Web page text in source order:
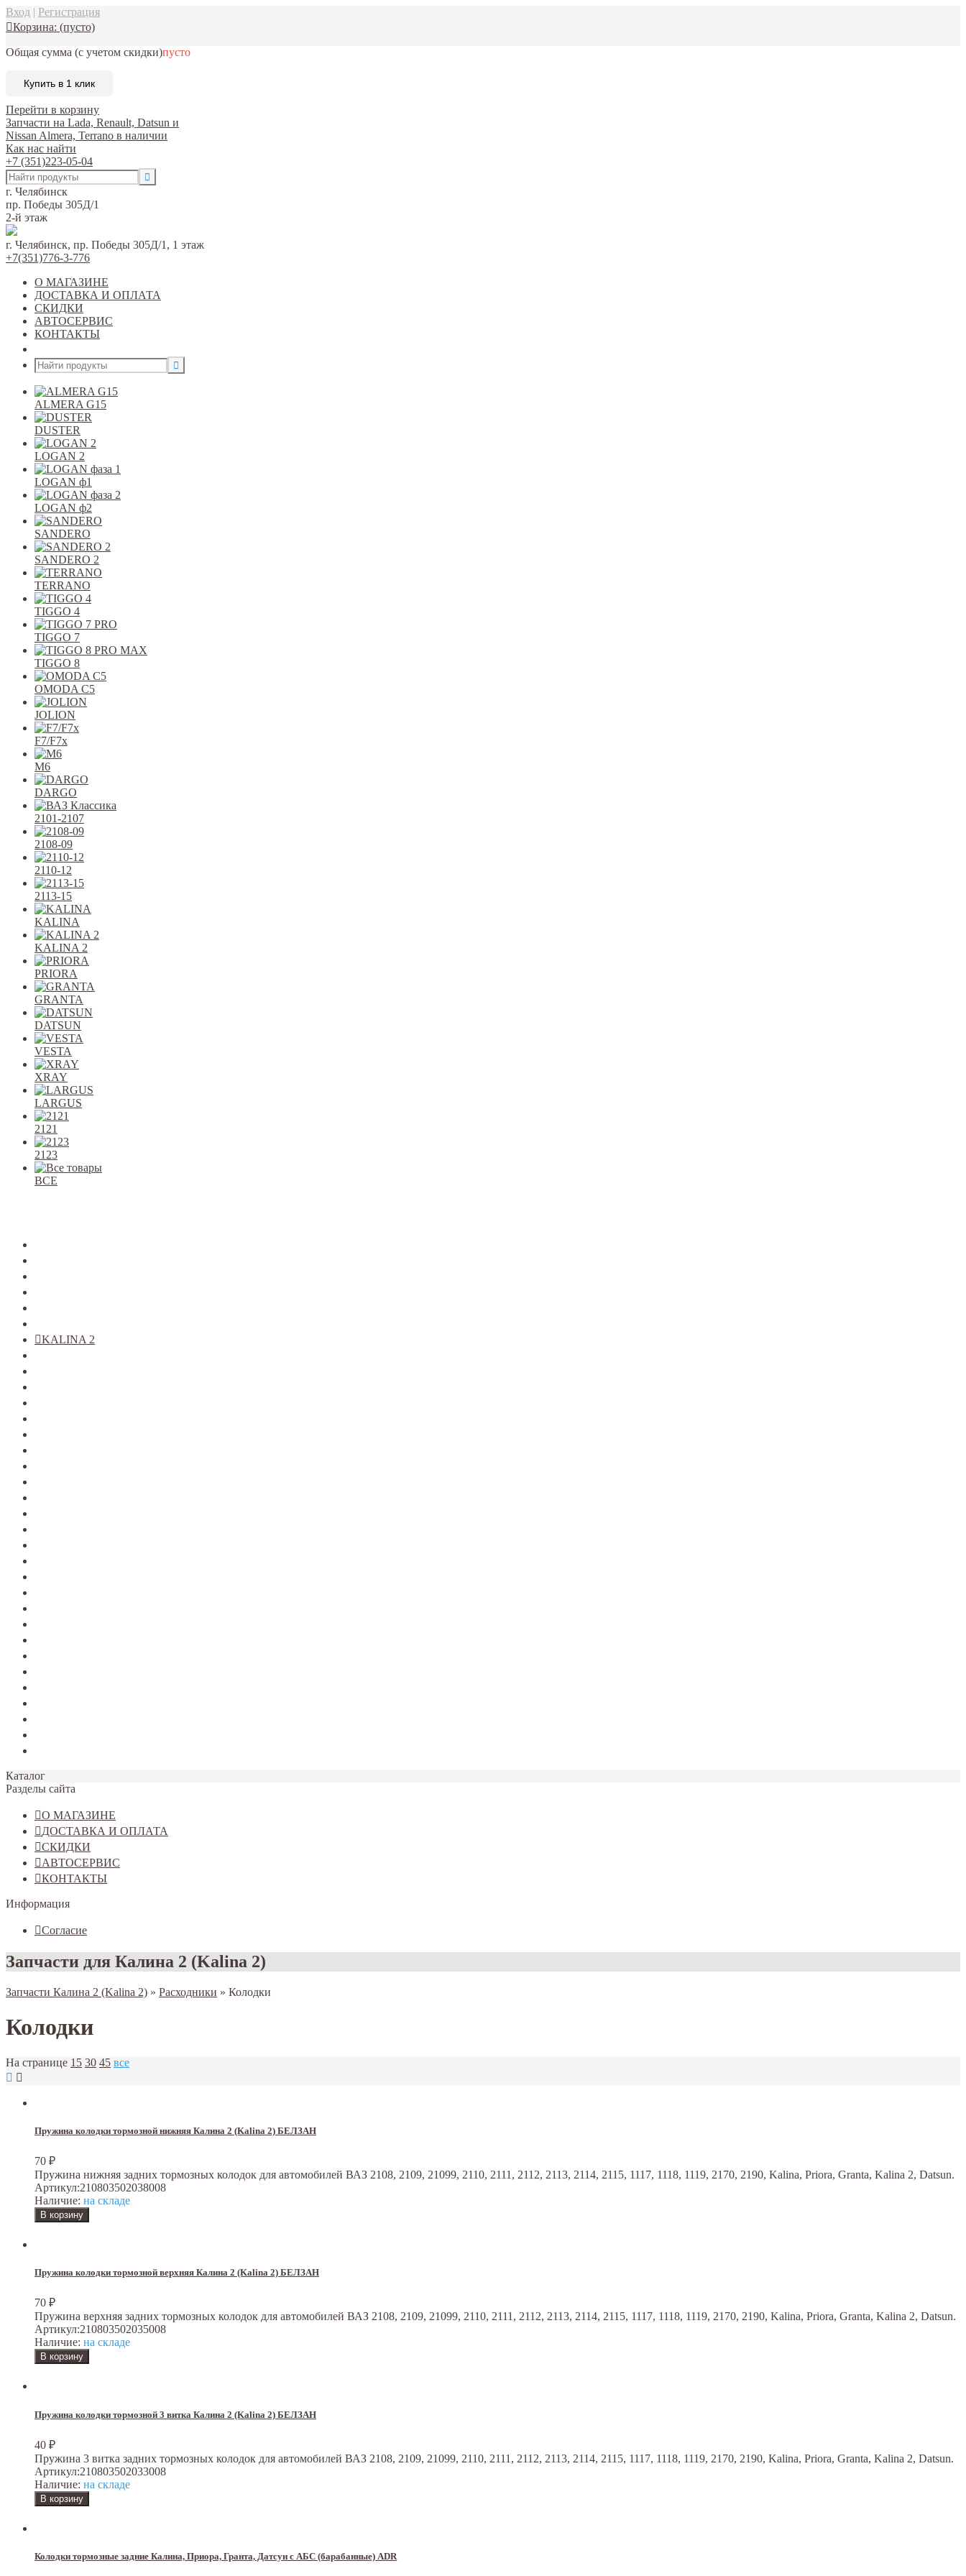
Вход | Регистрация
Корзина: (пусто)
Общая сумма (с учетом скидки)пусто
Купить в 1 клик
Перейти в корзину
Запчасти на Lada, Renault, Datsun и
Nissan Almera, Terrano в наличии
Как нас найти
+7 (351)223-05-04
г. Челябинск
пр. Победы 305Д/1
2-й этаж
г. Челябинск, пр. Победы 305Д/1, 1 этаж
+7(351)776-3-776
О МАГАЗИНЕ
ДОСТАВКА И ОПЛАТА
СКИДКИ
АВТОСЕРВИС
КОНТАКТЫ
ALMERA G15
DUSTER
LOGAN 2
LOGAN ф1
LOGAN ф2
SANDERO
SANDERO 2
TERRANO
TIGGO 4
TIGGO 7
TIGGO 8
OMODA C5
JOLION
F7/F7x
M6
DARGO
2101-2107
2108-09
2110-12
2113-15
KALINA
KALINA 2
PRIORA
GRANTA
DATSUN
VESTA
XRAY
LARGUS
2121
2123
ВСЕ
KALINA 2
Каталог
Разделы сайта
О МАГАЗИНЕ
ДОСТАВКА И ОПЛАТА
СКИДКИ
АВТОСЕРВИС
КОНТАКТЫ
Информация
Согласие
Запчасти для Калина 2 (Kalina 2)
Запчасти Калина 2 (Kalina 2) » Расходники » Колодки
Колодки
На странице 15 30 45 все
Пружина колодки тормозной нижняя Калина 2 (Kalina 2) БЕЛЗАН
70 ₽
Пружина нижняя задних тормозных колодок для автомобилей ВАЗ 2108, 2109, 21099, 2110, 2111, 2112, 2113, 2114, 2115, 1117, 1118, 1119, 2170, 2190, Kalina, Priora, Granta, Kalina 2, Datsun.
Артикул:210803502038008
Наличие: на складе
Пружина колодки тормозной верхняя Калина 2 (Kalina 2) БЕЛЗАН
70 ₽
Пружина верхняя задних тормозных колодок для автомобилей ВАЗ 2108, 2109, 21099, 2110, 2111, 2112, 2113, 2114, 2115, 1117, 1118, 1119, 2170, 2190, Kalina, Priora, Granta, Kalina 2, Datsun.
Артикул:210803502035008
Наличие: на складе
Пружина колодки тормозной 3 витка Калина 2 (Kalina 2) БЕЛЗАН
40 ₽
Пружина 3 витка задних тормозных колодок для автомобилей ВАЗ 2108, 2109, 21099, 2110, 2111, 2112, 2113, 2114, 2115, 1117, 1118, 1119, 2170, 2190, Kalina, Priora, Granta, Kalina 2, Datsun.
Артикул:210803502033008
Наличие: на складе
Колодки тормозные задние Калина, Приора, Гранта, Датсун с АБС (барабанные) ADR